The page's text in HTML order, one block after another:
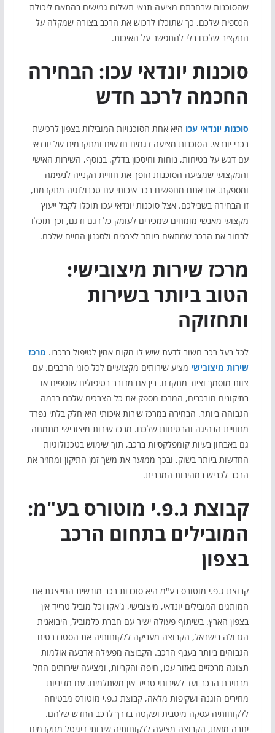
שהסוכנות שבחרתם מציעה תנאי תשלום גמישים בהתאם ליכולת
הכספית שלכם, כך שתוכלו לרכוש את הרכב בצורה שמקלה על
התקציב שלכם בלי להתפשר על האיכות.
סוכנות יונדאי עכו: הבחירה
החכמה לרכב חדש
סוכנות יונדאי עכו היא אחת הסוכנויות המובילות בצפון לרכישת
רכבי יונדאי. הסוכנות מציעה דגמים חדשים ומתקדמים של יונדאי
עם דגש על בטיחות, נוחות וחיסכון בדלק. בנוסף, השירות האישי
והמקצועי שמציעה הסוכנות הופך את חוויית הקנייה לנעימה
ומספקת. אם אתם מחפשים רכב איכותי עם טכנולוגיה מתקדמת,
זו הבחירה בשבילכם. אצל סוכנות יונדאי עכו תוכלו לקבל ייעוץ
מקצועי מאנשי מומחים שמכירים לעומק כל דגם ודגם, וכך תוכלו
לבחור את הרכב שמתאים ביותר לצרכים ולסגנון החיים שלכם.
מרכז שירות מיצובישי:
הטוב ביותר בשירות
ותחזוקה
לכל בעל רכב חשוב לדעת שיש לו מקום אמין לטיפול ברכבו. מרכז
שירות מיצובישי מציע שירותים מקצועיים לכל סוגי הרכבים, עם
צוות מוסמך וציוד מתקדם. בין אם מדובר בטיפולים שוטפים או
בתיקונים מורכבים, המרכז מספק את כל הצרכים שלכם ברמה
הגבוהה ביותר. הבחירה במרכז שירות איכותי היא חלק בלתי נפרד
מחוויית הנהיגה והבטיחות שלכם. מרכז שירות מיצובישי מתמחה
גם באבחון בעיות קומפלקסיות ברכב, תוך שימוש בטכנולוגיות
החדשות ביותר בשוק, ובכך ממזער את משך זמן התיקון ומחזיר את
הרכב לכביש במהירות המרבית.
קבוצת ג.פ.י מוטורס בע"מ:
המובילים בתחום הרכב
בצפון
קבוצת ג.פ.י מוטורס בע"מ היא סוכנות רכב מורשית המייצגת את
המותגים המובילים יונדאי, מיצובישי, ג'אקו וכל מוביל טרייד אין
בצפון הארץ. בשיתוף פעולה ישיר עם חברת כלמוביל, היבואנית
הגדולה בישראל, הקבוצה מעניקה ללקוחותיה את הסטנדרטים
הגבוהים ביותר בענף הרכב. הקבוצה מפעילה ארבעה אולמות
תצוגה מרכזיים באזור עכו, חיפה והקריות, ומציעה שירותים החל
מבחירת הרכב ועד לשירותי טרייד אין משתלמים. עם מדיניות
מחירים הוגנה ושקיפות מלאה, קבוצת ג.פ.י מוטורס מבטיחה
ללקוחותיה עסקה מיטבית ושקטה בדרך לרכב החדש שלהם.
יתרה מזאת, הקבוצה מציעה ללקוחותיה שירותי דיגיטל מתקדמים